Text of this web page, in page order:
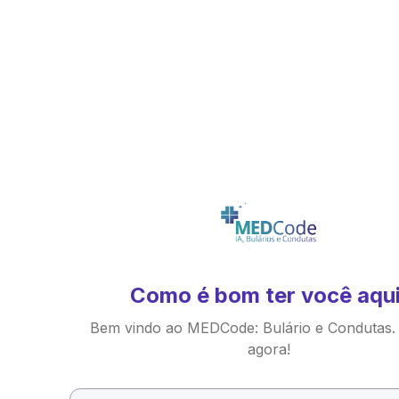
Como é bom ter você
Bem vindo ao MEDCode: Bulário e Condutas.
agora!